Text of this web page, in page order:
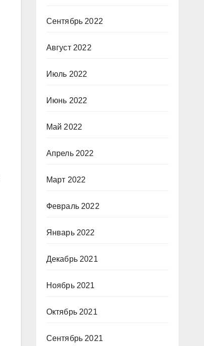
Сентябрь 2022
Август 2022
Июль 2022
Июнь 2022
Май 2022
Апрель 2022
Март 2022
Февраль 2022
Январь 2022
Декабрь 2021
Ноябрь 2021
Октябрь 2021
Сентябрь 2021